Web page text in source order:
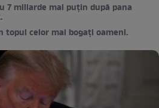
7 miliarde mai puțin după pana
topul celor mai bogați oameni.